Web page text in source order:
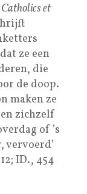
et
ze een
die
de doop.
maken ze
zichzelf
of ’s
vervoerd’
ID., 454